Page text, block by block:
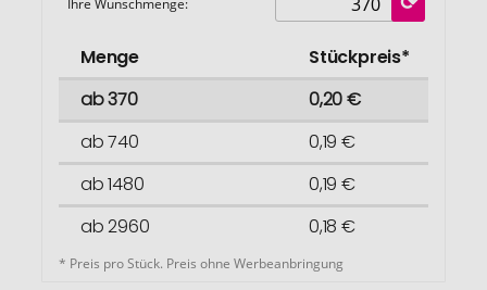
Menge
Stückpreis*
ab 370
0,20 €
ab 740
0,19 €
ab 1480
0,19 €
ab 2960
0,18 €
* Preis pro Stück. Preis ohne Werbeanbringung